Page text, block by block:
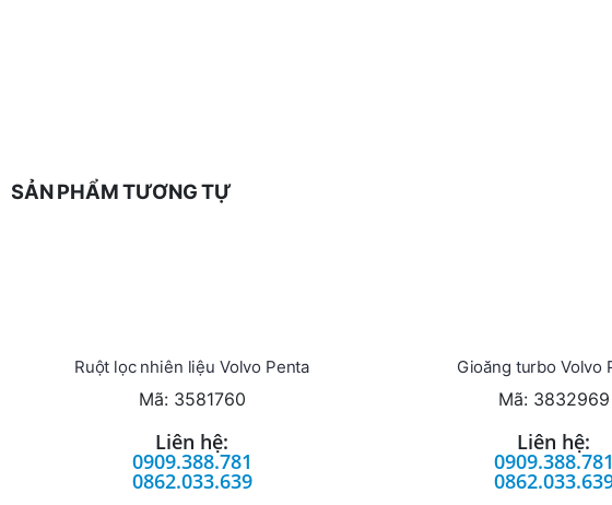
SẢN PHẨM TƯƠNG TỰ
Ruột lọc nhiên liệu Volvo Penta
Mã: 3581760
Liên hệ:
0909.388.781
0862.033.639
Gioăng turbo Volvo
Mã: 3832969
Liên hệ:
0909.388.781